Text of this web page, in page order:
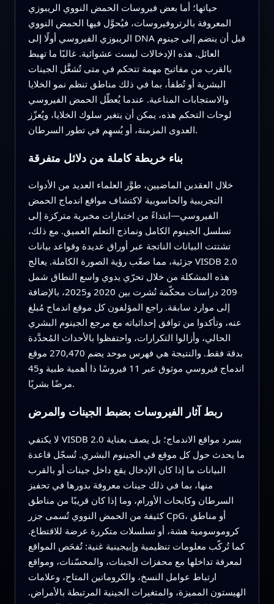
حياتها؛ أما بعض فيروسات الحمض النووي الريبوزي
المعروفة بالرتروفيروسات، فيُحوَّل فيها الحمض النووي
الريبوزي الفيروسي أولًا إلى DNA قبل أن ينضم إلى جينوم
العائل. هذه الإدخالات ليست عشوائية. غالبًا ما تهبط
بالقرب من مفاتيح مهمة تتحكم في متى تُشغَّل الجينات
البشرية أو تُطفأ، بما في ذلك مناطق تنظم نمو الخلايا
والاستجابات المناعية. عندما يُعطّل الحمض الفيروسي
لوحات التحكم هذه، يمكن أن يتغير سلوك الخلايا، ويُعزّز
العدوى المزمنة، أو يُسهِم في تطور السرطان.
بناء خريطة كاملة من دلائل متفرقة
خلال العقدين الماضيين، طوَّر العلماء العديد من الأدوات
التجريبية والحاسوبية لاكتشاف مواقع اندماج الحمض
الفيروسي—ابتداءً من اختبارات مخبرية متركزة إلى
تسلسل الجينوم الكامل ونماذج التعلم العميق. مع ذلك،
تشتتت البيانات الناتجة عبر أوراق عديدة وقواعد بيانات
جزئية، مما صعّب رؤية الصورة الكاملة. يعالج VISDB 2.0
هذه المشكلة من خلال تحرّي يدوي واسع النطاق شمل
209 دراسات محكّمة نُشرت بين 2020 و2025، بالإضافة
إلى موارد سابقة. راجع المؤلفون كل موقع اندماج مُبلغ
عنه، وتأكدوا من توافق إحداثياته مع مرجع الجينوم البشري
الحالي، وأزالوا التكرارات، واحتفظوا بالأحداث المُحدَّدة
بدقة فقط. والنتيجة هي فهرس موحد يضم 270,470 موقع
اندماج فيروسي موثوق عبر 11 فيروسًا ذا أهمية طبية و45
مرضًا بشريًا.
ربط آثار الفيروسات بضبط الجينات والمرض
لا يكتفي VISDB 2.0 بسرد مواقع الاندماج؛ بل يصف بعناية
ما يحدث حول كل موقع في الجينوم البشري. تُسجّل قاعدة
البيانات ما إذا كان الإدخال يقع داخل جينات أو بالقرب
منها، بما في ذلك جينات معروفة بدورها في تحفيز
السرطان وكابحات الأورام، وما إذا كان قريبًا من مناطق
كثيفة من الحمض النووي تُسمى جزر CpG، أو مناطق
كروموسومية هشة، أو تسلسلات متكررة عرضة للاقتطاع.
كما تُركّب معلومات تنظيمية وإبيجينية غنية: تُفحَص المواقع
لمعرفة تداخلها مع محفزات الجينات، والمحسّنات، ومواقع
ارتباط عوامل النسخ، والكروماتين المتاح، وعلامات
الهيستون المميزة، والمتغيرات الجينية المرتبطة بالأمراض.